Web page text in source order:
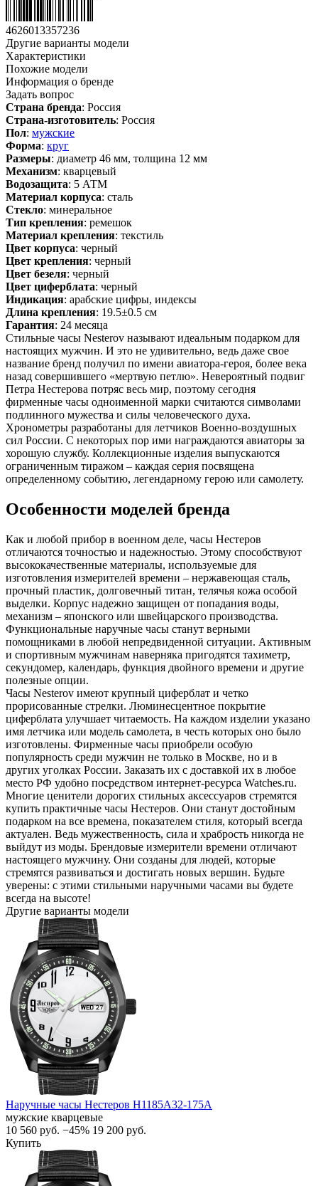
4626013357236
Другие варианты модели
Характеристики
Похожие модели
Информация о бренде
Задать вопрос
Страна бренда: Россия
Страна-изготовитель: Россия
Пол: мужские
Форма: круг
Размеры: диаметр 46 мм, толщина 12 мм
Механизм: кварцевый
Водозащита: 5 АТМ
Материал корпуса: сталь
Стекло: минеральное
Тип крепления: ремешок
Материал крепления: текстиль
Цвет корпуса: черный
Цвет крепления: черный
Цвет безеля: черный
Цвет циферблата: черный
Индикация: арабские цифры, индексы
Длина крепления: 19.5±0.5 см
Гарантия: 24 месяца
Стильные часы Nesterov называют идеальным подарком для
настоящих мужчин. И это не удивительно, ведь даже свое
название бренд получил по имени авиатора-героя, более века
назад совершившего «мертвую петлю». Невероятный подвиг
Петра Нестерова потряс весь мир, поэтому сегодня
фирменные часы одноименной марки считаются символами
подлинного мужества и силы человеческого духа.
Хронометры разработаны для летчиков Военно-воздушных
сил России. С некоторых пор ими награждаются авиаторы за
хорошую службу. Коллекционные изделия выпускаются
ограниченным тиражом – каждая серия посвящена
определенному событию, легендарному герою или самолету.
Особенности моделей бренда
Как и любой прибор в военном деле, часы Нестеров
отличаются точностью и надежностью. Этому способствуют
высококачественные материалы, используемые для
изготовления измерителей времени – нержавеющая сталь,
прочный пластик, долговечный титан, телячья кожа особой
выделки. Корпус надежно защищен от попадания воды,
механизм – японского или швейцарского производства.
Функциональные наручные часы станут верными
помощниками в любой непредвиденной ситуации. Активным
и спортивным мужчинам наверняка пригодятся тахиметр,
секундомер, календарь, функция двойного времени и другие
полезные опции.
Часы Nesterov имеют крупный циферблат и четко
прорисованные стрелки. Люминесцентное покрытие
циферблата улучшает читаемость. На каждом изделии указано
имя летчика или модель самолета, в честь которых оно было
изготовлены. Фирменные часы приобрели особую
популярность среди мужчин не только в Москве, но и в
других уголках России. Заказать их с доставкой их в любое
место РФ удобно посредством интернет-ресурса Watches.ru.
Многие ценители дорогих стильных аксессуаров стремятся
купить практичные часы Нестеров. Они станут достойным
подарком на все времена, показателем стиля, который всегда
актуален. Ведь мужественность, сила и храбрость никогда не
выйдут из моды. Брендовые измерители времени отличают
настоящего мужчину. Они созданы для людей, которые
стремятся развиваться и достигать новых вершин. Будьте
уверены: с этими стильными наручными часами вы будете
всегда на высоте!
Другие варианты модели
Наручные часы Нестеров H1185A32-175A
мужские кварцевые
10 560 руб. −45% 19 200 руб.
Купить